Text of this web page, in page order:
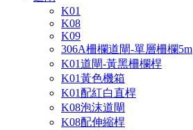
K01
K08
K09
306A柵欄道閘-單層柵欄5m
K01道閘-黃黑柵欄桿
K01黃色機箱
K01配紅白直桿
K08泡沫道閘
K08配伸縮桿